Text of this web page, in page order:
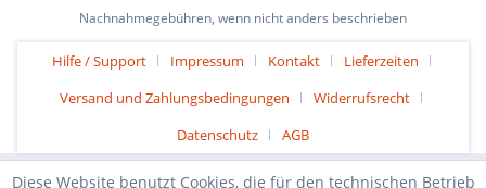
Nachnahmegebühren, wenn nicht anders beschrieben
Hilfe / Support Impressum Kontakt
Lieferzeiten
Versand und Zahlungsbedingungen
Widerrufsrecht
Datenschutz
AGB
Diese Website benutzt Cookies, die für den technischen Betrieb